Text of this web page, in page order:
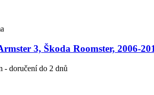
3, Škoda Roomster, 2006-
- doručení do 2 dnů